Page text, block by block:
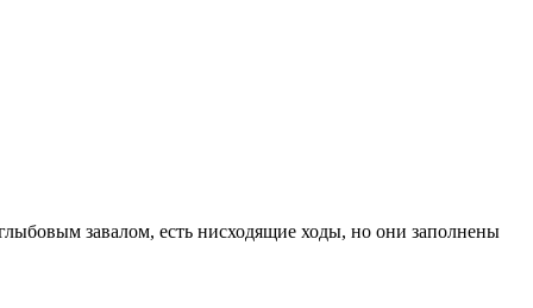
завалом, есть нисходящие ходы, но они заполнены